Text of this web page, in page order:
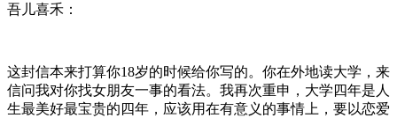
吾儿喜禾：
这封信本来打算你18岁的时候给你写的。你在外地读大学，来
信问我对你找女朋友一事的看法。我再次重申，大学四年是人
生最美好最宝贵的四年，应该用在有意义的事情上，要以恋爱